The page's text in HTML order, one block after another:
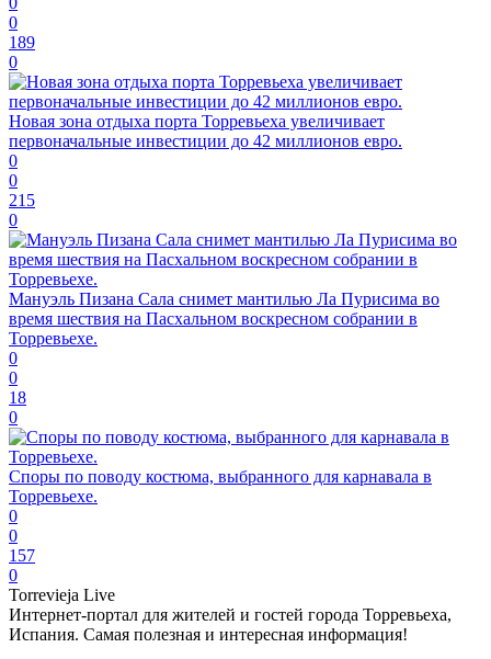
0
189
0
Новая зона отдыха порта Торревьеха увеличивает
первоначальные инвестиции до 42 миллионов евро.
0
0
215
0
Мануэль Пизана Сала снимет мантилью Ла Пурисима во
время шествия на Пасхальном воскресном собрании в
Торревьехе.
0
0
18
0
Споры по поводу костюма, выбранного для карнавала в
Торревьехе.
0
0
157
0
Torrevieja Live
Интернет-портал для жителей и гостей города Торревьеха,
Испания. Самая полезная и интересная информация!